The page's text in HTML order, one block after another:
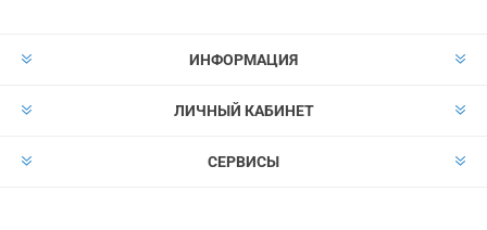
ИНФОРМАЦИЯ
ЛИЧНЫЙ КАБИНЕТ
СЕРВИСЫ